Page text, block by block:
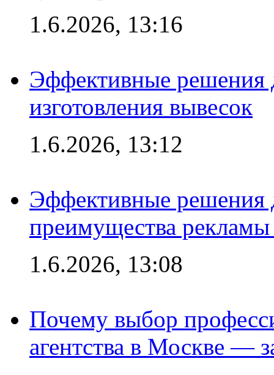
1.6.2026, 13:16
Эффективные решения
изготовления вывесок
1.6.2026, 13:12
Эффективные решения
преимущества рекламы
1.6.2026, 13:08
Почему выбор
агентства в Москве —